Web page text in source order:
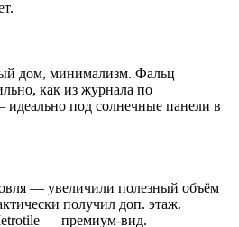
дом, минимализм. Фальц
как из журнала по
идеально под солнечные панели в
— увеличили полезный объём
получил доп. этаж.
— премиум-вид.